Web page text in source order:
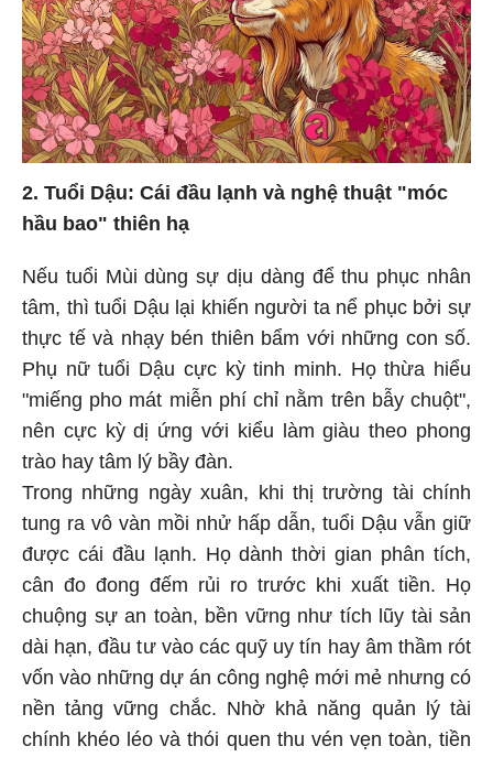
2. Tuổi Dậu: Cái đầu lạnh và nghệ thuật "móc
hầu bao" thiên hạ
Nếu tuổi Mùi dùng sự dịu dàng để thu phục nhân
tâm, thì tuổi Dậu lại khiến người ta nể phục bởi sự
thực tế và nhạy bén thiên bẩm với những con số.
Phụ nữ tuổi Dậu cực kỳ tinh minh. Họ thừa hiểu
"miếng pho mát miễn phí chỉ nằm trên bẫy chuột",
nên cực kỳ dị ứng với kiểu làm giàu theo phong
trào hay tâm lý bầy đàn.
Trong những ngày xuân, khi thị trường tài chính
tung ra vô vàn mồi nhử hấp dẫn, tuổi Dậu vẫn giữ
được cái đầu lạnh. Họ dành thời gian phân tích,
cân đo đong đếm rủi ro trước khi xuất tiền. Họ
chuộng sự an toàn, bền vững như tích lũy tài sản
dài hạn, đầu tư vào các quỹ uy tín hay âm thầm rót
vốn vào những dự án công nghệ mới mẻ nhưng có
nền tảng vững chắc. Nhờ khả năng quản lý tài
chính khéo léo và thói quen thu vén vẹn toàn, tiền